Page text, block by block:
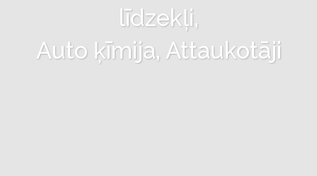
līdzekļi,
Auto ķīmija, Attaukotāji